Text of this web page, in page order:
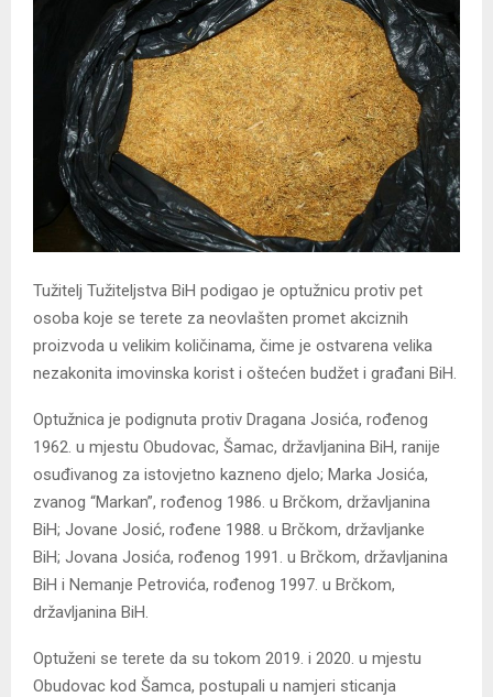
Tužitelj Tužiteljstva BiH podigao je optužnicu protiv pet
osoba koje se terete za neovlašten promet akciznih
proizvoda u velikim količinama, čime je ostvarena velika
nezakonita imovinska korist i oštećen budžet i građani BiH.
Optužnica je podignuta protiv Dragana Josića, rođenog
1962. u mjestu Obudovac, Šamac, državljanina BiH, ranije
osuđivanog za istovjetno kazneno djelo; Marka Josića,
zvanog “Markan”, rođenog 1986. u Brčkom, državljanina
BiH; Jovane Josić, rođene 1988. u Brčkom, državljanke
BiH; Jovana Josića, rođenog 1991. u Brčkom, državljanina
BiH i Nemanje Petrovića, rođenog 1997. u Brčkom,
državljanina BiH.
Optuženi se terete da su tokom 2019. i 2020. u mjestu
Obudovac kod Šamca, postupali u namjeri sticanja